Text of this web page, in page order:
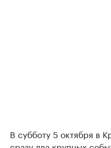
В субботу 5 октября в